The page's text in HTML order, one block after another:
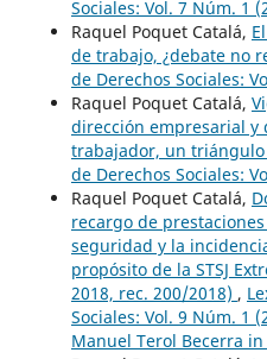
Sociales: Vol. 7 Núm. 1
Raquel Poquet Catalá,
de trabajo, ¿debate no
de Derechos Sociales:
Raquel Poquet Catalá,
dirección empresarial
trabajador, un
de Derechos Sociales:
Raquel Poquet Catalá,
recargo de
seguridad y la
propósito de la STSJ
2018, rec. 200/2018) ,
Sociales: Vol. 9 Núm. 1
Manuel Terol Becerra